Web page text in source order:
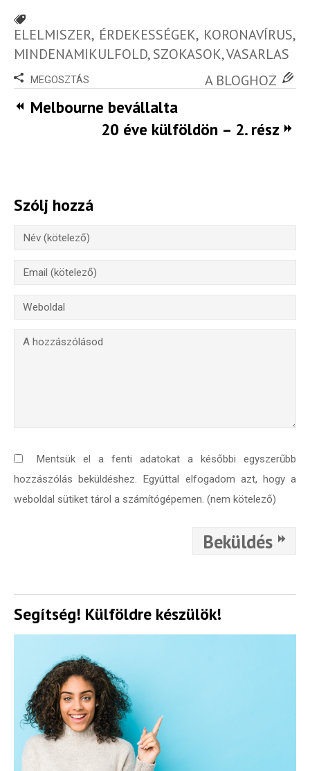
ELELMISZER, ÉRDEKESSÉGEK, KORONAVÍRUS,
MINDENAMIKULFOLD,SZOKASOK,VASARLAS
MEGOSZTÁS A BLOGHOZ
Melbourne bevállalta
20 éve külföldön – 2. rész
Szólj hozzá
Mentsük el a fenti adatokat a későbbi egyszerűbb
hozzászólás beküldéshez. Egyúttal elfogadom azt, hogy a
weboldal sütiket tárol a számítógépemen. (nem kötelező)
Beküldés
Segítség! Külföldre készülök!